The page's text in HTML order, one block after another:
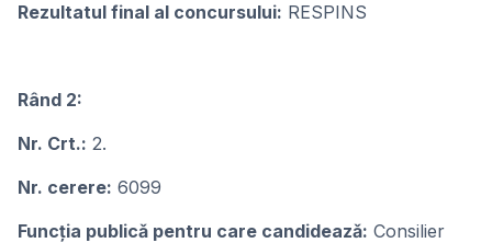
Rezultatul final al concursului: RESPINS
Rând 2:
Nr. Crt.: 2.
Nr. cerere: 6099
Funcţia publicǎ pentru care candideazǎ: Consilier